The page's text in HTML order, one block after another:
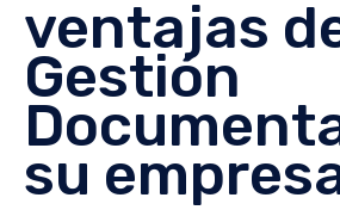
ventajas
Gestión
su